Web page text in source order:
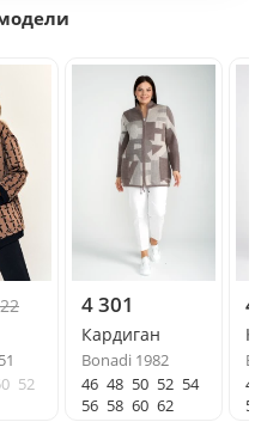
52
4 301
Кардиган
Bonadi 1982
46 48 50 52 54
56 58 60 62